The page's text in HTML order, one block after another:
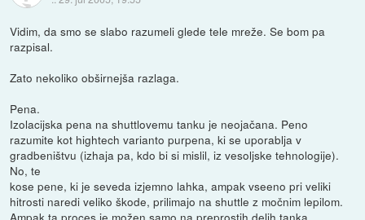
Vidim, da smo se slabo razumeli glede tele mreže. Se bom pa
razpisal.
Zato nekoliko obširnejša razlaga.
Pena.
Izolacijska pena na shuttlovemu tanku je neojačana. Peno
razumite kot hightech varianto purpena, ki se uporablja v
gradbeništvu (izhaja pa, kdo bi si mislil, iz vesoljske tehnologije).
No, te
kose pene, ki je seveda izjemno lahka, ampak vseeno pri veliki
hitrosti naredi veliko škode, prilimajo na shuttle z močnim lepilom.